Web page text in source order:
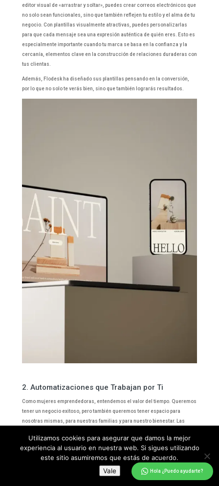
editor visual de «arrastrar y soltar», puedes crear correos electrónicos que
no solo sean funcionales, sino que también reflejen tu estilo y el alma de tu
negocio. Con plantillas visualmente atractivas, puedes personalizarlas
para que cada mensaje sea una expresión auténtica de quién eres. Esto es
especialmente importante cuando tu marca se basa en la confianza y la
cercanía, elementos clave en la construcción de relaciones duraderas con
tus clientas.
Además, Flodesk ha diseñado sus plantillas pensando en la conversión,
por lo que no solo te verás bien, sino que también lograrás resultados.
2. Automatizaciones que Trabajan por Ti
Como mujeres emprendedoras, entendemos el valor del tiempo. Queremos
tener un negocio exitoso, pero también queremos tener espacio para
nosotras mismas, para nuestras familias y para nuestro bienestar. Las
automáticos que se envían mientras tú te concentras en vivir tu vida al
máximo. Imagina enviar correos de bienvenida, recordatorios de compra o
secuencias de seguimiento sin tener que hacerlo manualmente.
Esto no solo te ahorra tiempo, sino que te permite mantener el contacto con
Hola ¿Puedo ayudarte?
Utilizamos cookies para asegurar que damos la mejor
experiencia al usuario en nuestra web. Si sigues utilizando
este sitio asumiremos que estás de acuerdo.
Vale